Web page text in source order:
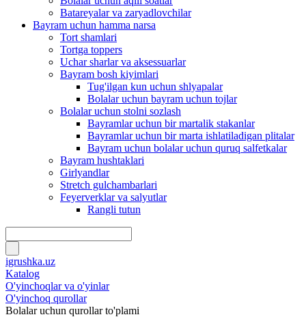
Batareyalar va zaryadlovchilar
Bayram uchun hamma narsa
Tort shamlari
Tortga toppers
Uchar sharlar va aksessuarlar
Bayram bosh kiyimlari
Tug'ilgan kun uchun shlyapalar
Bolalar uchun bayram uchun tojlar
Bolalar uchun stolni sozlash
Bayramlar uchun bir martalik stakanlar
Bayramlar uchun bir marta ishlatiladigan plitalar
Bayram uchun bolalar uchun quruq salfetkalar
Bayram hushtaklari
Girlyandlar
Stretch gulchambarlari
Feyerverklar va salyutlar
Rangli tutun
igrushka.uz
Katalog
O'yinchoqlar va o'yinlar
O'yinchoq qurollar
Bolalar uchun qurollar to'plami